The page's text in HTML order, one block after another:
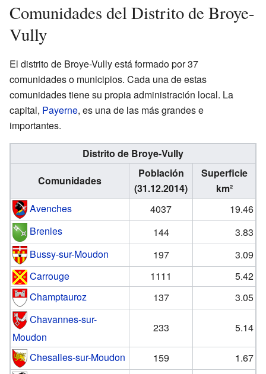
Comunidades del Distrito de Broye-
Vully
El distrito de Broye-Vully está formado por 37
comunidades o municipios. Cada una de estas
comunidades tiene su propia administración local. La
capital, Payerne, es una de las más grandes e
importantes.
Distrito de Broye-Vully
Comunidades
Población
(31.12.2014)
Superficie
km²
Avenches
4037
19.46
Brenles
144
3.83
Bussy-sur-Moudon
197
3.09
Carrouge
1111
5.42
Champtauroz
137
3.05
Chavannes-sur-
Moudon
233 5.14
Chesalles-sur-Moudon 159
1.67